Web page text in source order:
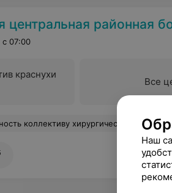
центральная районная
с 07:00
краснухи
Все
Жлобинской ЦРб, и в частности Инессе Васильевне, за оперативность и внимательность в оказании
Наш